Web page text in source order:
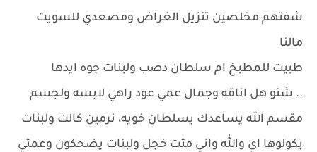
شفتهم مخلصين تنزيل الغراض ومصعدي للسويت
مالنا
طبيت للمطبخ ام سلطان دصب ولبنات جوه ايدها
.. شنو هل اناقه وجمال عمي عود راهي لابسه ولجسم
مقسم الله يساعدك يسلطان خويه، نرمين كالت ولبنات
يكولوها اي والله واني متت خجل ولبنات يضحكون وعمتي